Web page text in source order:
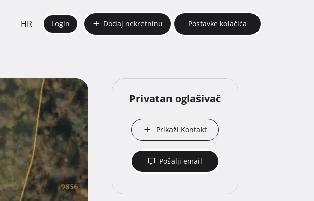
HR Login Dodaj nekretninu Postavke kolačića
Privatan oglašivač
Prikaži Kontakt
Pošalji email